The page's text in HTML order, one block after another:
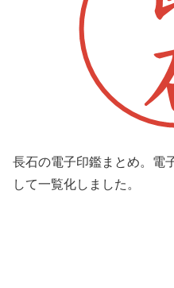
長石の電子印鑑まとめ。電
して一覧化しました。